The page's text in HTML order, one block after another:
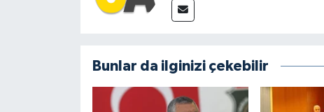
Bunlar da ilginizi çekebilir